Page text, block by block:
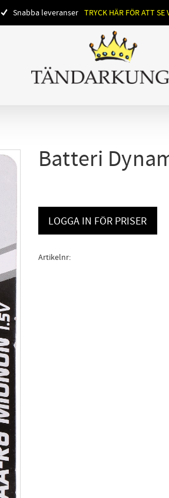
Snabba leveranser TRYCK HÄR FÖR ATT SE
Batteri
LOGGA IN FÖR PRISER
Artikelnr